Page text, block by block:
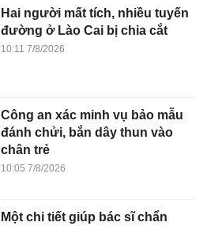
Hai người mất tích, nhiều tuyến
đường ở Lào Cai bị chia cắt
10:11 7/8/2026
Công an xác minh vụ bảo mẫu
đánh chửi, bắn dây thun vào
chân trẻ
10:05 7/8/2026
Một chi tiết giúp bác sĩ chẩn